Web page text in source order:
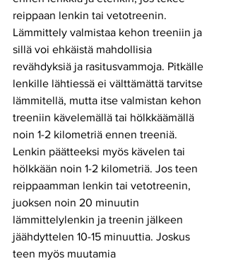
reippaan lenkin tai vetotreenin.
Lämmittely valmistaa kehon treeniin ja
sillä voi ehkäistä mahdollisia
revähdyksiä ja rasitusvammoja. Pitkälle
lenkille lähtiessä ei välttämättä tarvitse
lämmitellä, mutta itse valmistan kehon
treeniin kävelemällä tai hölkkäämällä
noin 1-2 kilometriä ennen treeniä.
Lenkin päätteeksi myös kävelen tai
hölkkään noin 1-2 kilometriä. Jos teen
reippaamman lenkin tai vetotreenin,
juoksen noin 20 minuutin
lämmittelylenkin ja treenin jälkeen
jäähdyttelen 10-15 minuuttia. Joskus
teen myös muutamia